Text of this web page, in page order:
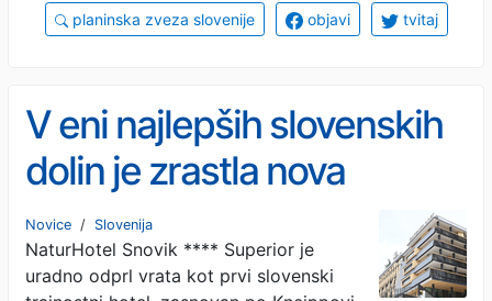
planinska zveza slovenije objavi tvitaj
V eni najlepših slovenskih
dolin je zrastla nova
wellness destinacija
Novice / Slovenija
NaturHotel Snovik **** Superior je
uradno odprl vrata kot prvi slovenski